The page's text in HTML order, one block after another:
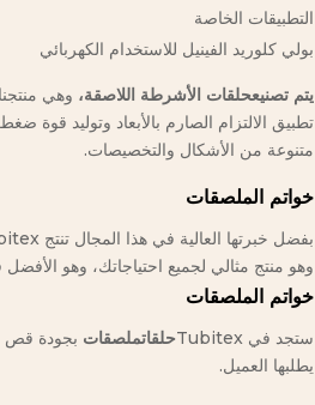
التطبيقات الخاصة
بولي كلوريد الفينيل للاستخدام الكهربائي
يتم تصنيعحلقات الأشرطة اللاصقة، وهي
تطبيق الالتزام الصارم بالأبعاد وتوليد
متنوعة من الأشكال والتخصيصات.
خواتم الملصقات
وهو منتج مثالي لجميع احتياجاتك، وهو الأفضل
خواتم الملصقات
ستجد في Tubitex حلقاتملصقات بجودة قص
يطلبها العميل.